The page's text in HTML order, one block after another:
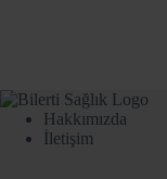
Hakkımızda
İletişim